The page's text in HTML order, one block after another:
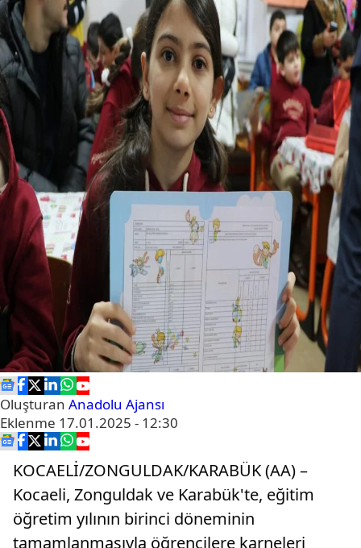
Oluşturan Anadolu Ajansı
Eklenme 17.01.2025 - 12:30
KOCAELİ/ZONGULDAK/KARABÜK (AA) –
Kocaeli, Zonguldak ve Karabük'te, eğitim
öğretim yılının birinci döneminin
tamamlanmasıyla öğrencilere karneleri